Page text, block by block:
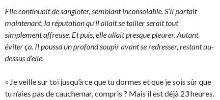
Elle continuait de sangloter, semblant inconsolable. S’il partait
maintenant, la réputation qu’il allait se tailler serait tout
simplement affreuse. Et puis, elle allait presque pleurer. Autant
éviter ça. Il poussa un profond soupir avant se redresser, restant au-
dessus d’elle.
« Je veille sur toi jusqu’à ce que tu dormes et que je sois sûr que
tu n’aies pas de cauchemar, compris ? Mais il est déjà 23 heures.